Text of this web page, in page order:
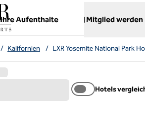
Ihre Aufenthalte
neue Registerkarte
Mitglied werden
/ Kalifornien / LXR Yosemite National Park
Hotels